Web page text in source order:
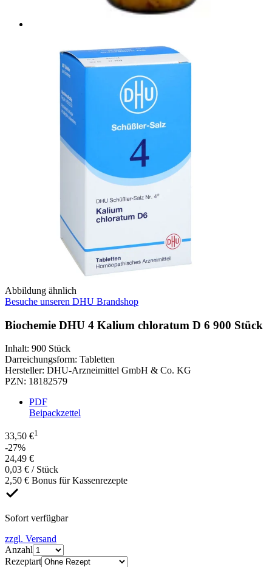
Abbildung ähnlich
Besuche unseren DHU Brandshop
Biochemie DHU 4 Kalium chloratum D 6 900 Stück
Inhalt: 900 Stück
Darreichungsform: Tabletten
Hersteller: DHU-Arzneimittel GmbH & Co. KG
PZN: 18182579
PDF
Beipackzettel
33,50 €1
-27%
24,49 €
0,03 € / Stück
2,50 € Bonus für Kassenrezepte
Sofort verfügbar
zzgl. Versand
Anzahl
Rezeptart